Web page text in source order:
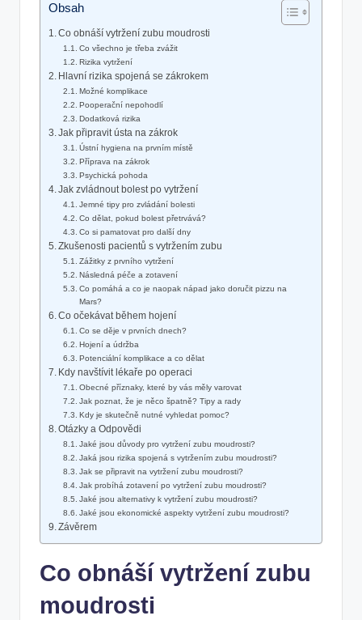
Obsah
Co obnáší‍ vytržení zubu moudrosti
Co všechno je třeba zvážit
Rizika vytržení
Hlavní rizika spojená se zákrokem
Možné‌ komplikace
Pooperační⁣ nepohodlí
Dodatková rizika
Jak připravit ústa na zákrok
Ústní⁢ hygiena‌ na prvním ‍místě
Příprava na‍ zákrok
Psychická pohoda
Jak zvládnout bolest po vytržení
Jemné tipy pro zvládání bolesti
Co dělat, pokud bolest přetrvává?
Co si pamatovat pro další dny
Zkušenosti ⁢pacientů s vytržením zubu
Zážitky z prvního vytržení
Následná péče ⁢a zotavení
Co pomáhá a co je⁣ naopak nápad jako doručit pizzu na
Mars?
Co očekávat během hojení
Co‌ se děje v prvních dnech?
Hojení a údržba
Potenciální komplikace a co dělat
Kdy navštívit lékaře po operaci
Obecné příznaky, které by vás měly varovat
Jak poznat, že je něco špatně? ‌Tipy a rady
Kdy ‍je skutečně nutné vyhledat pomoc?
Otázky a Odpovědi
Jaké jsou důvody pro vytržení zubu moudrosti?
Jaká jsou ‌rizika spojená s ⁤vytržením ⁣zubu moudrosti?
Jak‍ se připravit na vytržení zubu moudrosti?
Jak probíhá ‌zotavení po vytržení zubu moudrosti?
Jaké jsou alternativy k vytržení zubu moudrosti?
Jaké jsou ekonomické aspekty vytržení ‍zubu moudrosti?
Závěrem
Co obnáší‍ vytržení zubu
moudrosti